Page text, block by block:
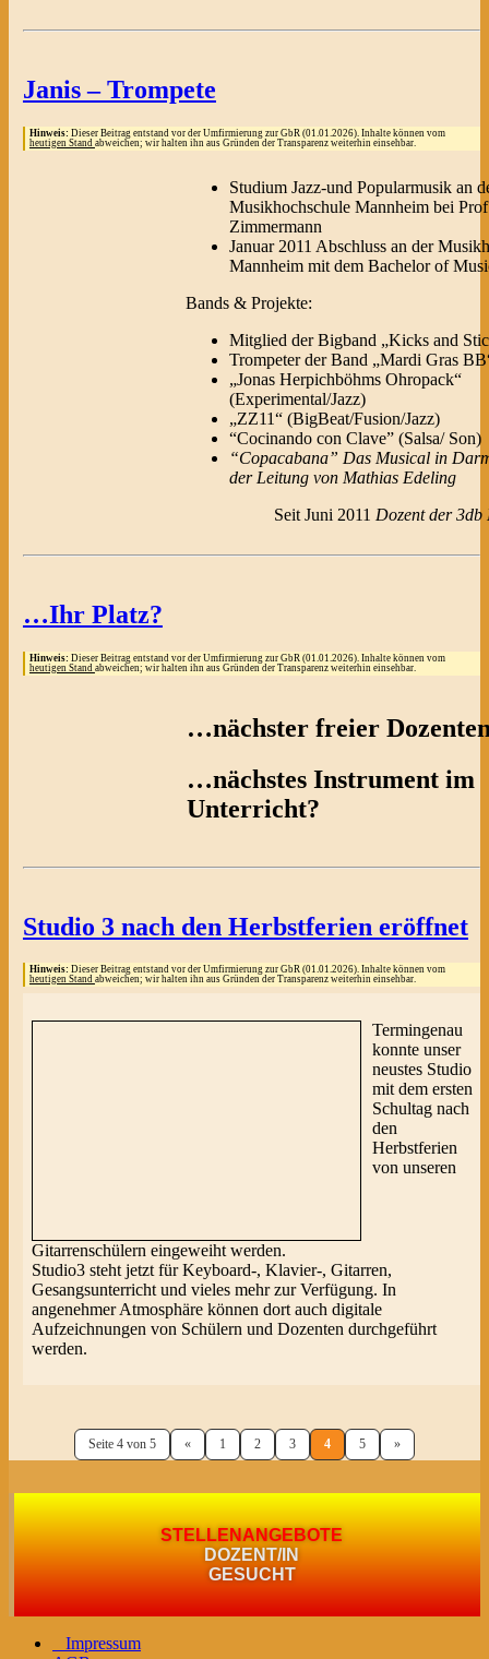
Janis – Trompete
Hinweis: Dieser Beitrag entstand vor der Umfirmierung zur GbR (01.01.2026). Inhalte können vom
heutigen Stand abweichen; wir halten ihn aus Gründen der Transparenz weiterhin einsehbar.
Studium Jazz-und Popularmusik an
Musikhochschule Mannheim bei
Zimmermann
Januar 2011 Abschluss an der
Mannheim mit dem Bachelor of
Bands & Projekte:
Mitglied der Bigband „Kicks and
Trompeter der Band „Mardi Gras
„Jonas Herpichböhms Ohropack“
(Experimental/Jazz)
„ZZ11“ (BigBeat/Fusion/Jazz)
“Cocinando con Clave” (Salsa/ Son)
“Copacabana” Das Musical in
der Leitung von Mathias Edeling
Seit Juni 2011 Dozent der 3db
…Ihr Platz?
Hinweis: Dieser Beitrag entstand vor der Umfirmierung zur GbR (01.01.2026). Inhalte können vom
heutigen Stand abweichen; wir halten ihn aus Gründen der Transparenz weiterhin einsehbar.
…nächster freier
…nächstes Instrument im
Unterricht?
Studio 3 nach den Herbstferien eröffnet
Hinweis: Dieser Beitrag entstand vor der Umfirmierung zur GbR (01.01.2026). Inhalte können vom
heutigen Stand abweichen; wir halten ihn aus Gründen der Transparenz weiterhin einsehbar.
Termingenau
konnte unser
neustes Studio
mit dem ersten
Schultag nach
den
Herbstferien
von unseren
Gitarrenschülern eingeweiht werden.
Studio3 steht jetzt für Keyboard-, Klavier-, Gitarren,
Gesangsunterricht und vieles mehr zur Verfügung. In
angenehmer Atmosphäre können dort auch digitale
Aufzeichnungen von Schülern und Dozenten durchgeführt
werden.
Seite 4 von 5 « 1 2 3 4 5 »
STELLENANGEBOTE
DOZENT/IN
GESUCHT
Impressum